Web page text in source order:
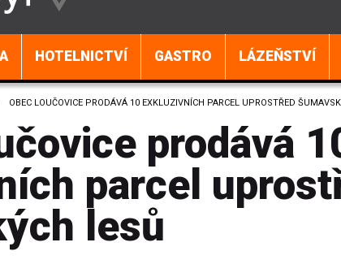
HOTELNICTVÍ GASTRO LÁZEŇSTVÍ
CURRENT:
OBEC LOUČOVICE PRODÁVÁ 10 EXKLUZIVNÍCH PARCEL UPROSTŘED
prodává
parcel
lesů